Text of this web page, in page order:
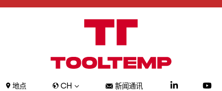
地点 CH 新闻通讯